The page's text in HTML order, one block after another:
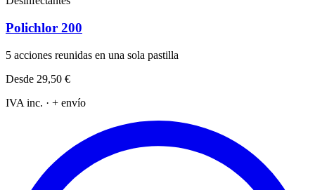
Polichlor 200
5 acciones reunidas en una sola pastilla
Desde 29,50 €
IVA inc. · + envío